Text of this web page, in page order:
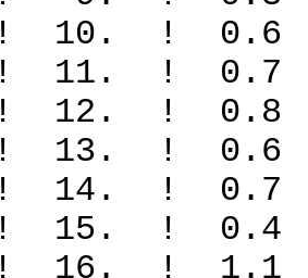
! 10. !
! 11. !
! 12. !
! 13. !
! 14. !
! 15. !
! 16. !